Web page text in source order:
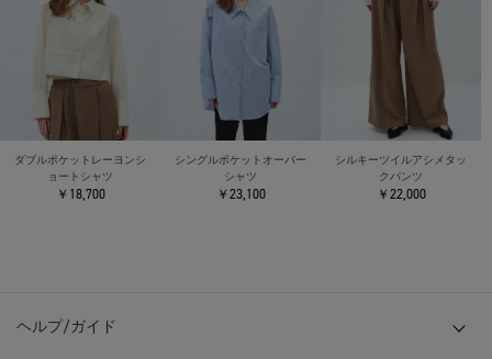
ダブルポケットレーヨンシ
ョートシャツ
￥18,700
シングルポケットオーバー
シャツ
￥23,100
シルキーツイルアシメタッ
クパンツ
￥22,000
ヘルプ/ガイド